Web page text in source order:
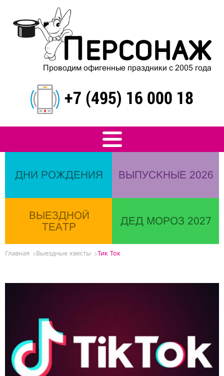
Проводим офигенные праздники с 2005 года
+7 (495) 16 000 18
ДНИ РОЖДЕНИЯ ВЫПУСКНЫЕ 2026
ВЫЕЗДНОЙ
ТЕАТР
ДЕД МОРОЗ 2027
Главная Выездные квесты Тик Ток